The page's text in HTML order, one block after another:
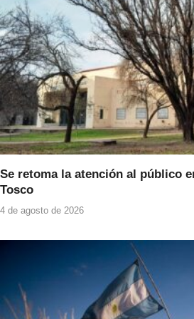
Se retoma la atención al público
Tosco
4 de agosto de 2026